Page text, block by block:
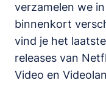
verzamelen we in
binnenkort
vind je het
releases van
Video en